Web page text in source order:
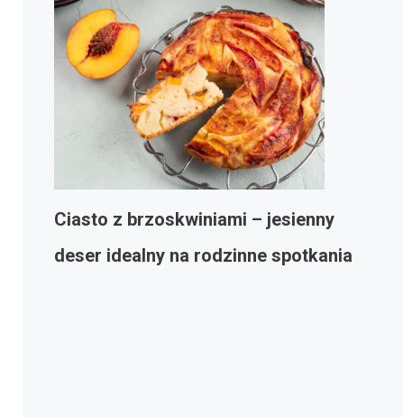
Ciasto z brzoskwiniami – jesienny
deser idealny na rodzinne spotkania